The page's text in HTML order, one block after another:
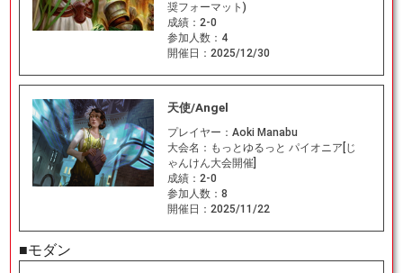
奨フォーマット)
成績： 2-0
参加人数： 4
開催日： 2025/12/30
天使/Angel
プレイヤー： Aoki Manabu
大会名： もっとゆるっと パイオニア[じ
ゃんけん大会開催]
成績： 2-0
参加人数： 8
開催日： 2025/11/22
■モダン